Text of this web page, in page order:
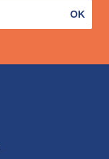
OK